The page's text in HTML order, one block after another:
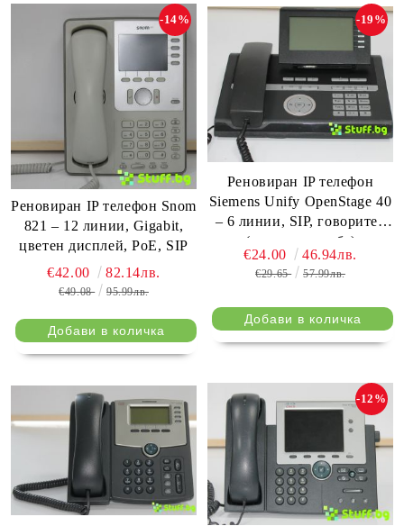
Реновиран IP телефон Snom
821 – 12 линии, Gigabit,
цветен дисплей, PoE, SIP
-14%
€42.00 82.14лв.
€49.08 95.99лв.
Реновиран IP телефон
Siemens Unify OpenStage 40
– 6 линии, SIP, говорител
(втора употреба)
-19%
€24.00 46.94лв.
€29.65 57.99лв.
-12%